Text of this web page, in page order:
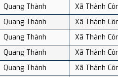
Quang Thành
Xã Thành
Quang Thành
Xã Thành
Quang Thành
Xã Thành
Quang Thành
Xã Thành
Quang Thành
Xã Thành